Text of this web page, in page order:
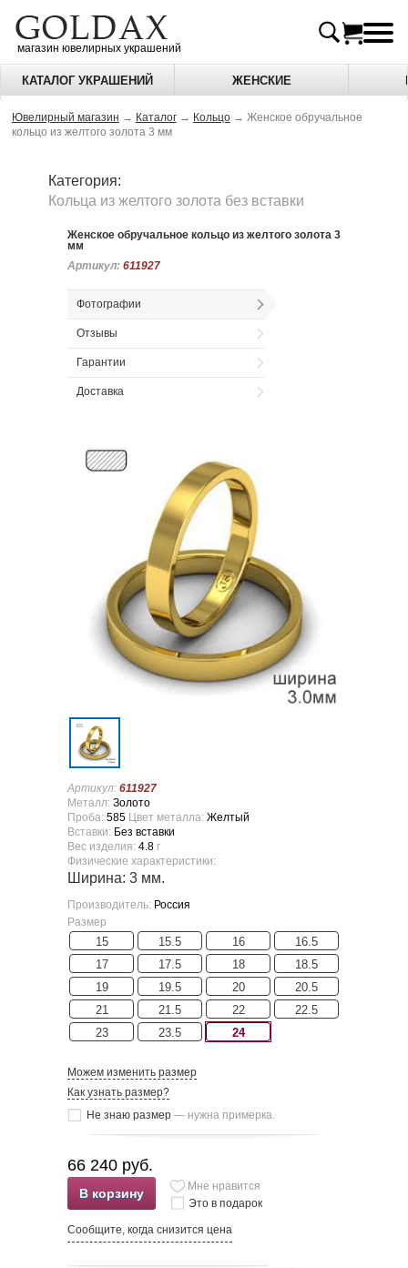
магазин ювелирных украшений
КАТАЛОГ УКРАШЕНИЙ ЖЕНСКИЕ
Ювелирный магазин → Каталог → Кольцо → Женское обручальное
кольцо из желтого золота 3 мм
Категория:
Кольца из желтого золота без вставки
Женское обручальное кольцо из желтого золота 3
мм
Артикул: 611927
Артикул: 611927
Фотографии
Отзывы
Гарантии
Доставка
Артикул: 611927
Металл: Золото
Проба: 585 Цвет металла: Желтый
Вставки: Без вставки
Вес изделия: 4.8 г
Физические характеристики:
Ширина: 3 мм.
Производитель: Россия
Размер
15 15.5 16
16.5
17
17.5 18
18.5
19
19.5 20
20.5
21
21.5 22
22.5
23
23.5 24
Можем изменить размер
Как узнать размер?
Не знаю размер — нужна примерка.
66 240 руб.
В корзину
Мне нравится
Это в подарок
Сообщите, когда снизится цена